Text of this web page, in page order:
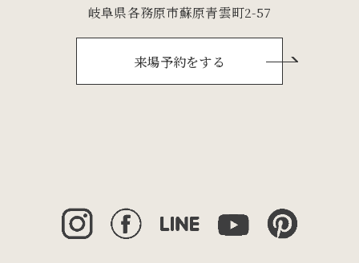
岐阜県各務原市蘇原青雲町2-57
来場予約をする